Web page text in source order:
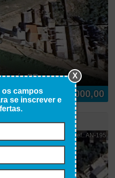
- PR
Venda:R$ 140.000,00
Ref.: AN-195
os campos
se inscrever e
X